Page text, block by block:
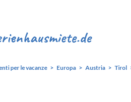
per le vacanze Europa Austria Tirol